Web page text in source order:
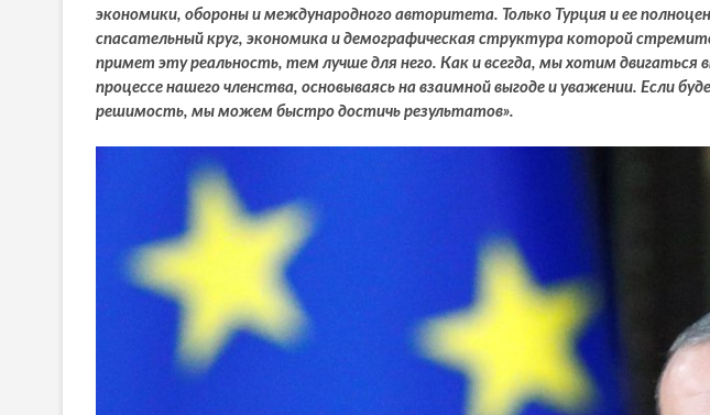
экономики, обороны и международного авторитета. Только Турция и ее
спасательный круг, экономика и демографическая структура которой
примет эту реальность, тем лучше для него. Как и всегда, мы хотим двигаться
процессе нашего членства, основываясь на взаимной выгоде и уважении. Если
решимость, мы можем быстро достичь результатов».